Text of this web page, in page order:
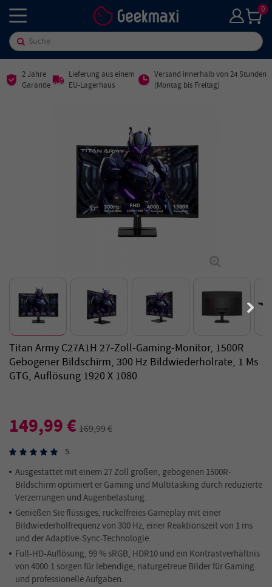
0
2 Jahre
Garantie
Lieferung aus einem
EU-Lagerhaus
Versand innerhalb von 24 Stunden
(Montag bis Freitag)
Titan Army C27A1H 27-Zoll-Gaming-Monitor, 1500R
Gebogener Bildschirm, 300 Hz Bildwiederholrate, 1 Ms
GTG, Auflösung 1920 X 1080
149,99 €169,99 €
5
Ausgestattet mit einem 27 Zoll großen, gebogenen 1500R-
Bildschirm optimiert er Gaming und Multitasking durch reduzierte
Verzerrungen und Augenbelastung.
Genießen Sie flüssiges, ruckelfreies Gameplay mit einer
Bildwiederholfrequenz von 300 Hz, einer Reaktionszeit von 1 ms
und der Adaptive-Sync-Technologie.
Full-HD-Auflösung, 99 % sRGB, HDR10 und ein Kontrastverhältnis
von 4000:1 sorgen für lebendige, naturgetreue Bilder für Gaming
und professionelle Aufgaben.